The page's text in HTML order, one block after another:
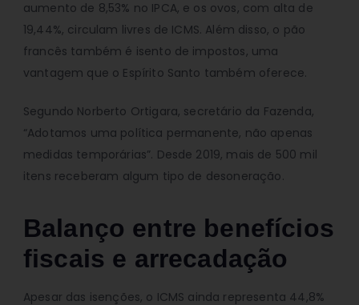
aumento de 8,53% no IPCA, e os ovos, com alta de
19,44%, circulam livres de ICMS. Além disso, o pão
francês também é isento de impostos, uma
vantagem que o Espírito Santo também oferece.
Segundo Norberto Ortigara, secretário da Fazenda,
“Adotamos uma política permanente, não apenas
medidas temporárias”. Desde 2019, mais de 500 mil
itens receberam algum tipo de desoneração.
Balanço entre benefícios
fiscais e arrecadação
Apesar das isenções, o ICMS ainda representa 44,8%